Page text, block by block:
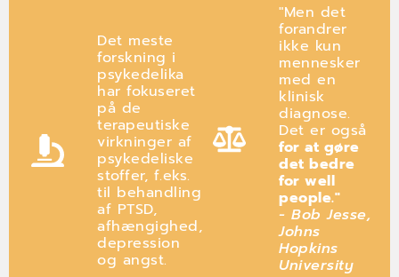
Det meste
forskning i
psykedelika
har fokuseret
på de
terapeutiske
virkninger af
psykedeliske
stoffer, f.eks.
til behandling
af PTSD,
afhængighed,
depression
og angst.
"Men det
forandrer
ikke kun
mennesker
med en
klinisk
diagnose.
Det er også
for at gøre
det bedre
for well
people."
- Bob Jesse,
Johns
Hopkins
University